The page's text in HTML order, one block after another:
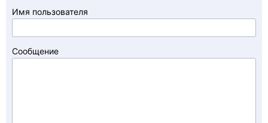
Имя пользователя
Сообщение